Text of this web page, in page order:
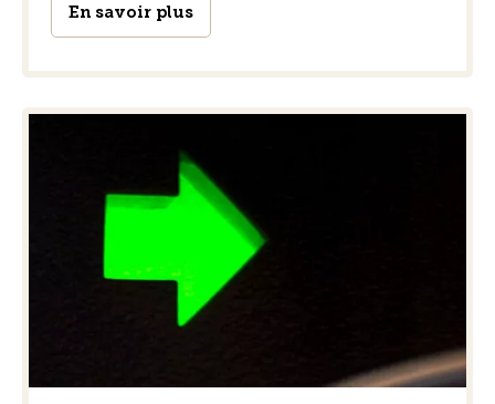
En savoir plus